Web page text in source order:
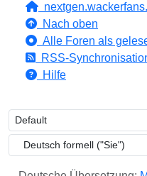
Nach oben
Alle Foren als
RSS-
Hilfe